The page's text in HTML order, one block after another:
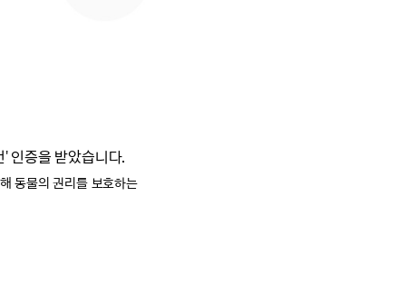
인증을 받았습니다.
해동물의 권리를 보호하는